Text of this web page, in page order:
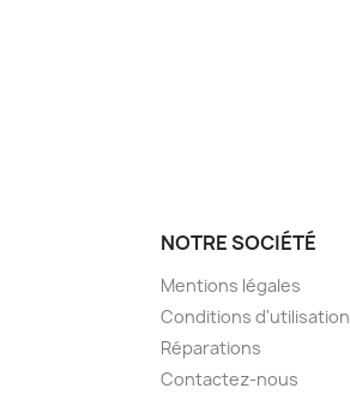
NOTRE SOCIÉTÉ
Mentions légales
Conditions d'utilisation
Réparations
Contactez-nous